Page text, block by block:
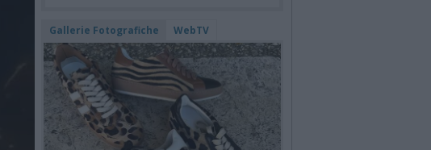
Gallerie Fotografiche WebTV